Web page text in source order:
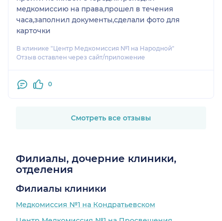
медкомиссию на права,прошел в течения
часа,заполнил документы,сделали фото для
карточки
В клинике "Центр Медкомиссия №1 на Народной"
Отзыв оставлен через сайт/приложение
0
Смотреть все отзывы
Филиалы, дочерние клиники,
отделения
Филиалы клиники
Медкомиссия №1 на Кондратьевском